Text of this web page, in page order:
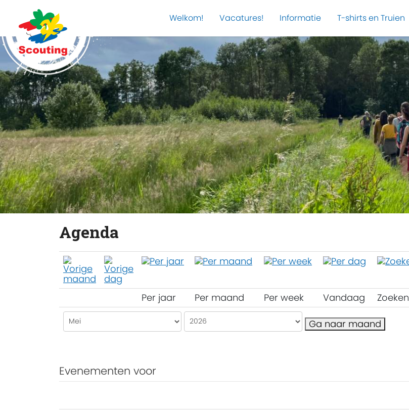
Welkom! Vacatures! Informatie T-shirts en Truien
Agenda
Per jaar Per maand Per week Vandaag Zoeken
Ga naar maand
Evenementen voor